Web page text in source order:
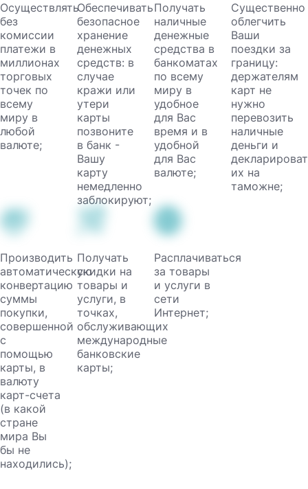
Осуществлять
без
комиссии
платежи в
миллионах
торговых
точек по
всему
миру в
любой
валюте;
Обеспечивать
безопасное
хранение
денежных
средств: в
случае
кражи или
утери
карты
позвоните
в банк -
Вашу
карту
немедленно
заблокируют;
Получать
наличные
денежные
средства в
банкоматах
по всему
миру в
удобное
для Вас
время и в
удобной
для Вас
валюте;
Существенно
облегчить
Ваши
поездки за
границу:
держателям
карт не
нужно
перевозить
наличные
деньги и
их на
таможне;
Производить
автоматическую
конвертацию
суммы
покупки,
совершенной
с
помощью
карты, в
валюту
карт-счета
(в какой
стране
мира Вы
бы не
находились);
Получать
скидки на
товары и
услуги, в
точках,
обслуживающих
международные
банковские
карты;
Расплачиваться
за товары
и услуги в
сети
Интернет;